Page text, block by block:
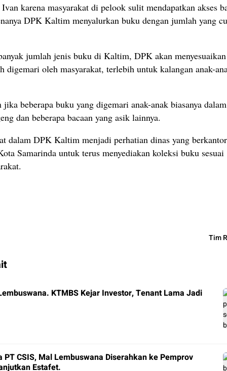
karena masyarakat di pelook sulit mendapatkan akses
DPK Kaltim menyalurkan buku dengan jumlah yang
jumlah jenis buku di Kaltim, DPK akan
digemari oleh masyarakat, terlebih untuk kalangan anak-
beberapa buku yang digemari anak-anak biasanya
dan beberapa bacaan yang asik lainnya.
dalam DPK Kaltim menjadi perhatian dinas yang
Samarinda untuk terus menyediakan koleksi buku sesuai
Tim
KTMBS Kejar Investor, Tenant Lama Jadi
PT CSIS, Mal Lembuswana Diserahkan ke Pemprov
Estafet.